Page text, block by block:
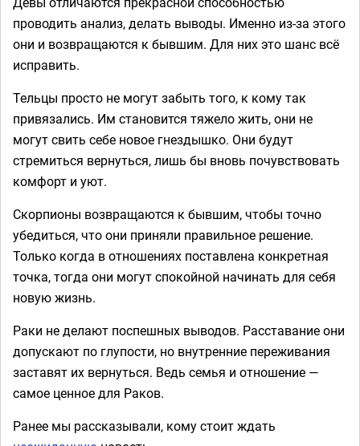
проводить анализ, делать выводы. Именно из-за этого
они и возвращаются к бывшим. Для них это шанс всё
исправить.
Тельцы просто не могут забыть того, к кому так
привязались. Им становится тяжело жить, они не
могут свить себе новое гнездышко. Они будут
стремиться вернуться, лишь бы вновь почувствовать
комфорт и уют.
Скорпионы возвращаются к бывшим, чтобы точно
убедиться, что они приняли правильное решение.
Только когда в отношениях поставлена конкретная
точка, тогда они могут спокойной начинать для себя
новую жизнь.
Раки не делают поспешных выводов. Расставание они
допускают по глупости, но внутренние переживания
заставят их вернуться. Ведь семья и отношение —
самое ценное для Раков.
Ранее мы рассказывали, кому стоит ждать